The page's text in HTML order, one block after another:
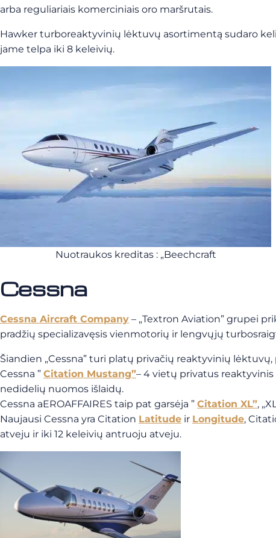
arba reguliariais komerciniais oro maršrutais.
Hawker turboreaktyvinių lėktuvų asortimentą sudaro
jame telpa iki 8 keleivių.
Nuotraukos kreditas : „Beechcraft
Cessna
Cessna Aircraft Company – „Textron Aviation” grupei
pradžių specializavęsis vienmotorių ir lengvųjų
Šiandien „Cessna” turi platų privačių reaktyvinių
Cessna ” Citation Mustang”– 4 vietų privatus reaktyvinis
nedidelių nuomos išlaidų.
Cessna aEROAFFAIRES taip pat garsėja ” Citation XL”,
Naujausi Cessna yra Citation Latitude ir Longitude,
atveju ir iki 12 keleivių antruoju atveju.